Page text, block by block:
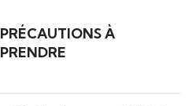
PRÉCAUTIONS À
PRENDRE